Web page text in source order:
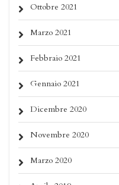
Ottobre 2021
Marzo 2021
Febbraio 2021
Gennaio 2021
Dicembre 2020
Novembre 2020
Marzo 2020